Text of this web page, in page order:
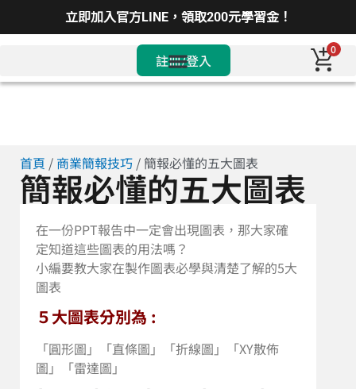
立即加入官方LINE，領取200元學習金！
註冊/登入
0
首頁 / 商業簡報技巧 / 簡報必懂的五大圖表
簡報必懂的五大圖表
在一份PPT報告中一定會出現圖表，那大家確
定知道這些圖表的用法嗎？
小編要教大家在製作圖表必學與清楚了解的5大
圖表
５大圖表分別為 :
「圓形圖」「直條圖」「折線圖」「XY散佈
圖」「雷達圖」